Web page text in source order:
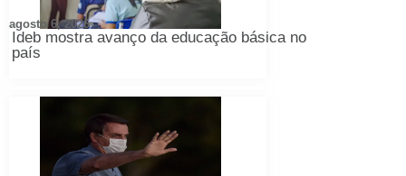
Ideb mostra avanço da educação básica no
país
agosto 6, 2026